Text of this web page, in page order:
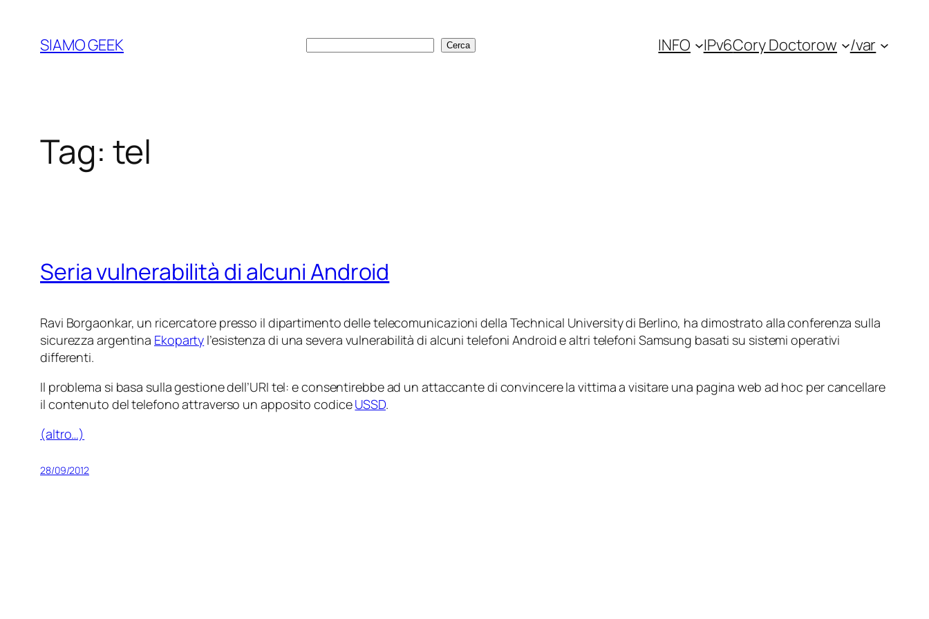
contenuto
SIAMO GEEK Cerca Cerca INFO IPv6Cory Doctorow /var
Tag: tel
Seria vulnerabilità di alcuni Android
Ravi Borgaonkar, un ricercatore presso il dipartimento delle telecomunicazioni della Technical University di Berlino, ha dimostrato alla conferenza sulla
sicurezza argentina Ekoparty l’esistenza di una severa vulnerabilità di alcuni telefoni Android e altri telefoni Samsung basati su sistemi operativi
differenti.
Il problema si basa sulla gestione dell’URI tel: e consentirebbe ad un attaccante di convincere la vittima a visitare una pagina web ad hoc per cancellare
il contenuto del telefono attraverso un apposito codiceUSSD.
(altro…)
28/09/2012